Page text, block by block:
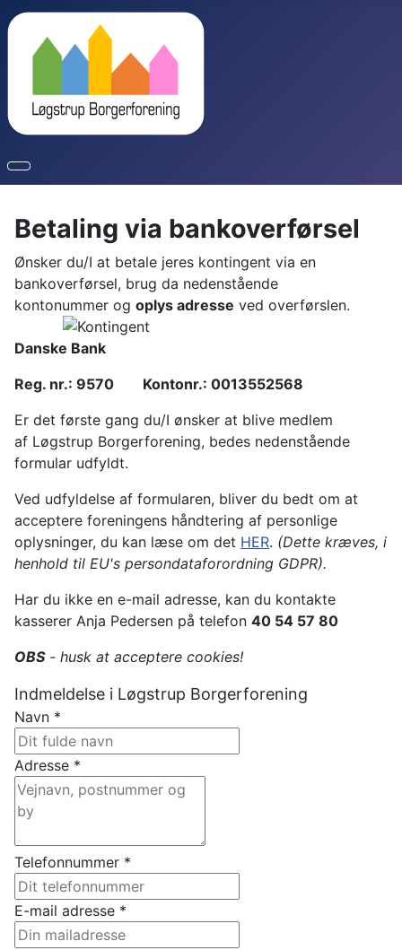
Betaling via bankoverførsel
Ønsker du/I at betale jeres kontingent via en
bankoverførsel, brug da nedenstående
kontonummer og oplys adresse ved overførslen.
Danske Bank
Reg. nr.: 9570 Kontonr.: 0013552568
Er det første gang du/I ønsker at blive medlem
af Løgstrup Borgerforening, bedes nedenstående
formular udfyldt.
Ved udfyldelse af formularen, bliver du bedt om at
acceptere foreningens håndtering af personlige
oplysninger, du kan læse om det HER. (Dette kræves, i
henhold til EU's persondataforordning GDPR).
Har du ikke en e-mail adresse, kan du kontakte
kasserer Anja Pedersen på telefon 40 54 57 80
OBS- husk at acceptere cookies!
Indmeldelse i Løgstrup Borgerforening
Navn *
Adresse *
Telefonnummer *
E-mail adresse *